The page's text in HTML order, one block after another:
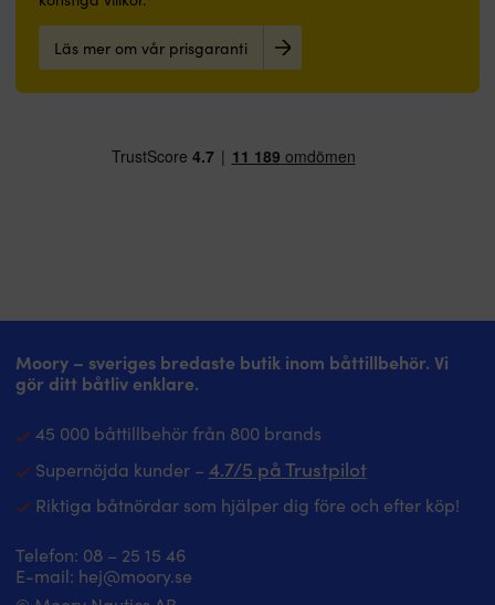
Läs mer om vår prisgaranti
Moory – sveriges bredaste butik inom båttillbehör. Vi
gör ditt båtliv enklare.
45 000 båttillbehör från 800 brands
Supernöjda kunder – 4.7/5 på Trustpilot
Riktiga båtnördar som hjälper dig före och efter köp!
Telefon: 08 – 25 15 46
E-mail: hej@moory.se